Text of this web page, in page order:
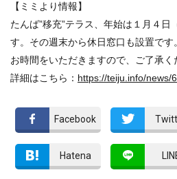
【ミミより情報】
たんば”移充”テラス、年始は１月４日
す。その週末から休日窓口も設置で
お時間をいただきますので、ご了承く
詳細はこちら： https://teiju.info/news/
Facebook
Hatena